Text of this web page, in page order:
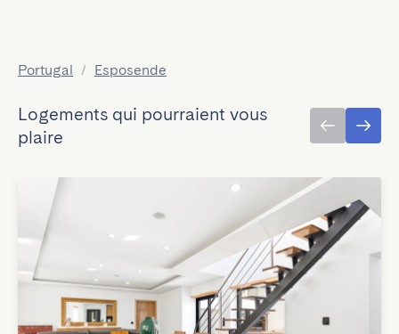
Portugal / Esposende
Logements qui pourraient vous
plaire